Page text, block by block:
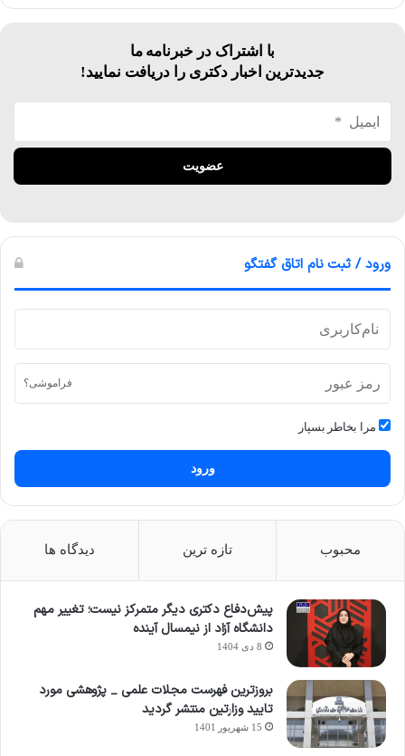
با اشتراک در خبرنامه ما
جدیدترین اخبار دکتری را دریافت نمایید!
ورود / ثبت نام اتاق گفتگو
فراموشی؟
مرا بخاطر بسپار
ورود
محبوب تازه ترین دیدگاه ها
پیش‌دفاع دکتری دیگر متمرکز نیست؛ تغییر مهم
دانشگاه آزاد از نیمسال آینده
8 دی 1404
بروزترین فهرست مجلات علمی _ پژوهشی مورد
تایید وزارتین منتشر گردید
15 شهریور 1401